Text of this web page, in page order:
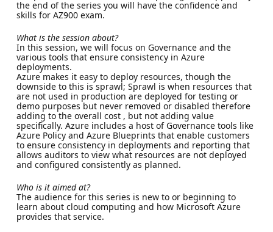
the end of the series you will have the confidence and
skills for AZ900 exam.
What is the session about?
In this session, we will focus on Governance and the
various tools that ensure consistency in Azure
deployments.
Azure makes it easy to deploy resources, though the
downside to this is sprawl; Sprawl is when resources that
are not used in production are deployed for testing or
demo purposes but never removed or disabled therefore
adding to the overall cost , but not adding value
specifically. Azure includes a host of Governance tools like
Azure Policy and Azure Blueprints that enable customers
to ensure consistency in deployments and reporting that
allows auditors to view what resources are not deployed
and configured consistently as planned.
Who is it aimed at?
The audience for this series is new to or beginning to
learn about cloud computing and how Microsoft Azure
provides that service.